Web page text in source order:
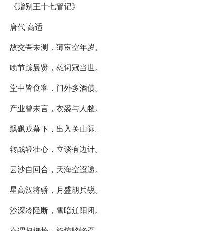
《赠别王十七管记》
唐代 高适
故交吾未测，薄宦空年岁。
晚节踪曩贤，雄词冠当世。
堂中皆食客，门外多酒债。
产业曾未言，衣裘与人敝。
飘飖戎幕下，出入关山际。
转战轻壮心，立谈有边计。
云沙自回合，天海空迢递。
星高汉将骄，月盛胡兵锐。
沙深冷陉断，雪暗辽阳闭。